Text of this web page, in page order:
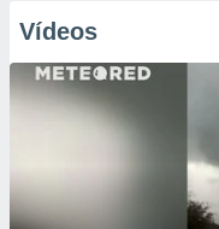
Vídeos